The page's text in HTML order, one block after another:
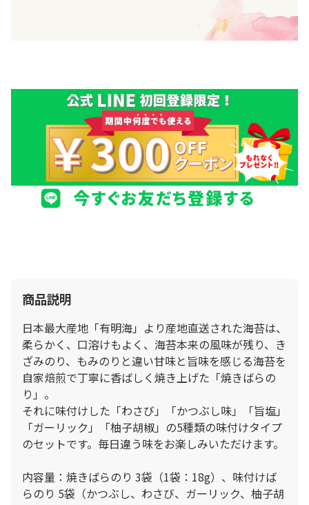
商品説明
日本最大産地「有明海」より産地直送された海苔は、
柔らかく、口溶けもよく、海苔本来の風味が残り、き
ざみのり、もみのりと違い甘味と旨味を感じる海苔を
自家焙煎で丁寧に香ばしく焼き上げた「焼きばらの
り」。
それに味付けした「わさび」「かつぶし味」「旨塩」
「ガーリック」「柚子胡椒」の5種類の味付けタイプ
のセットです。毎日違う味をお楽しみいただけます。
内容量：焼きばらのり 3袋（1袋：18g）、味付けば
らのり 5袋（かつぶし、わさび、ガーリック、柚子胡